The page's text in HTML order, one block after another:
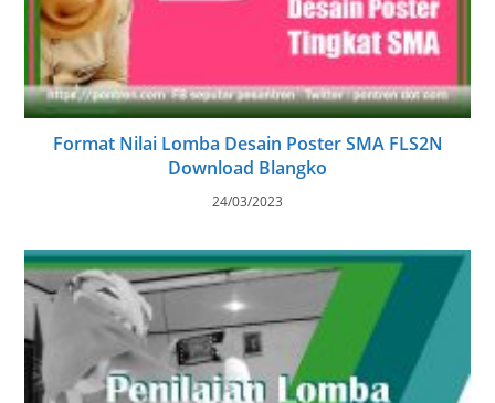
Format Nilai Lomba Desain Poster SMA FLS2N
Download Blangko
24/03/2023